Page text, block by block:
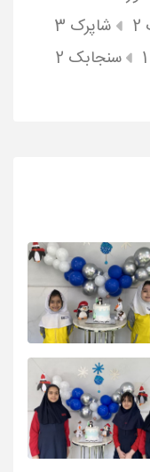
شاپرک 3
سنجابک 2